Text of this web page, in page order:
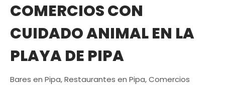
COMERCIOS CON
CUIDADO ANIMAL EN LA
PLAYA DE PIPA
Bares en Pipa, Restaurantes en Pipa, Comercios